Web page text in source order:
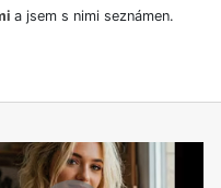
a jsem s nimi seznámen.